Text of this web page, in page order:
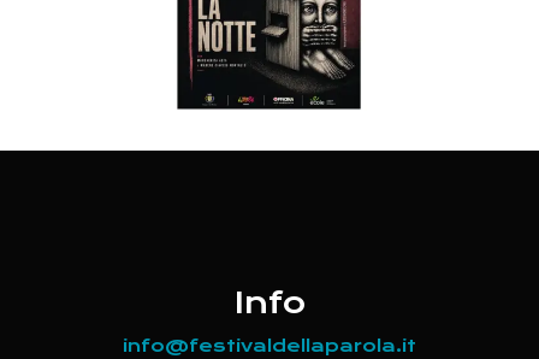
Info
info@festivaldellaparola.it